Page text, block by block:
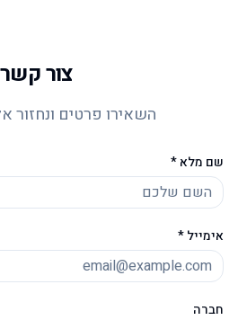
צור קשר
השאירו פרטים ונחזור
שם מלא *
אימייל *
חברה